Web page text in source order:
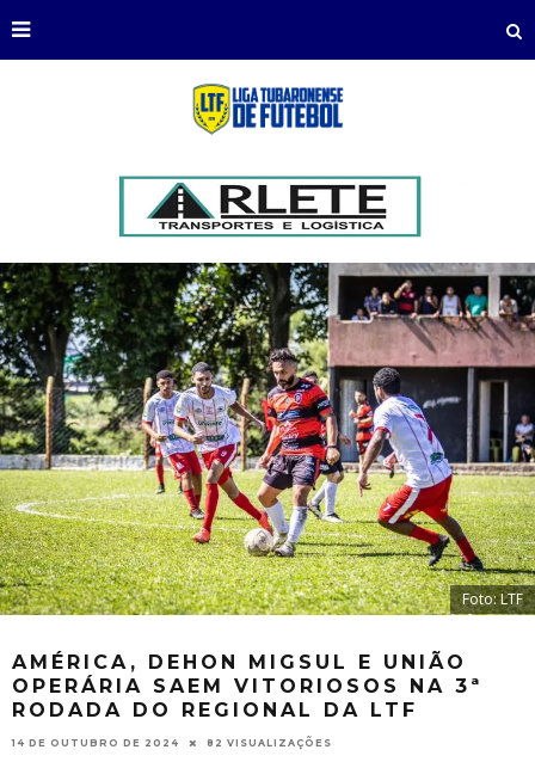
Foto: LTF
AMÉRICA, DEHON MIGSUL E UNIÃO
OPERÁRIA SAEM VITORIOSOS NA 3ª
RODADA DO REGIONAL DA LTF
14 DE OUTUBRO DE 2024 82 VISUALIZAÇÕES